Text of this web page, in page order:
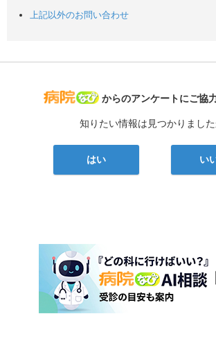
上記以外のお問い合わせ
病院なび
からのアンケートにご協
知りたい情報は見つかりまし
はい い